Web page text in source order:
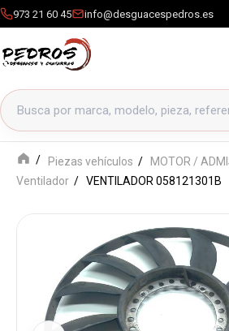
973 21 60 45 info@desguacespedros.es
Buscar productos
Piezas vehículos
MOTOR /
Ventilador
VENTILADOR 058121301B